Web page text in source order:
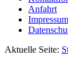
Anfahrt
Impressum
Aktuelle Seite: